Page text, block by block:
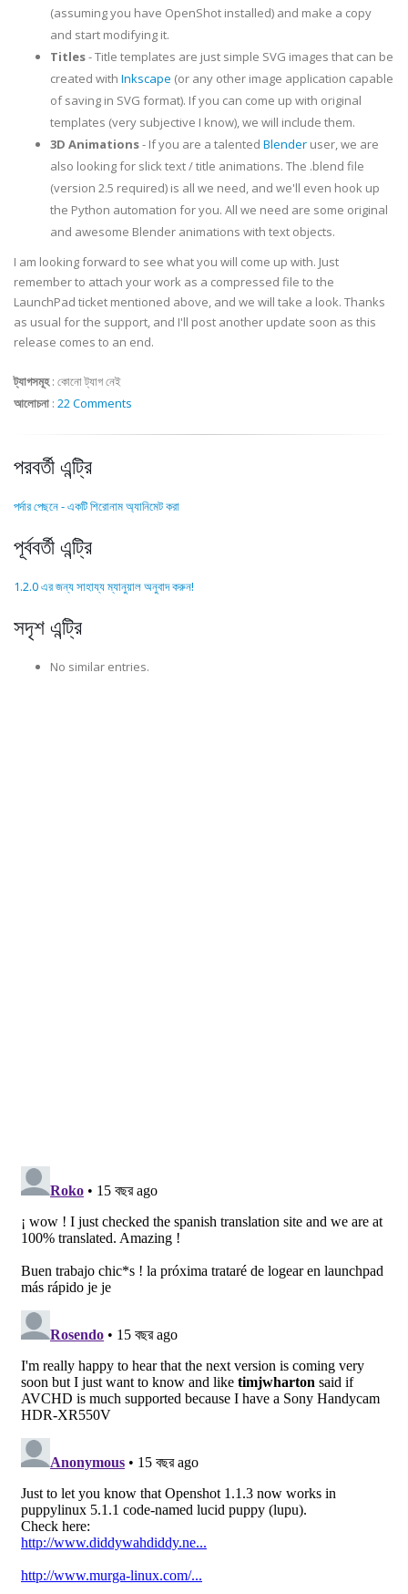
(assuming you have OpenShot installed) and make a copy
and start modifying it.
Titles- Title templates are just simple SVG images that can be
created with Inkscape (or any other image application capable
of saving in SVG format). If you can come up with original
templates (very subjective I know), we will include them.
3D Animations- If you are a talented Blender user, we are
also looking for slick text / title animations. The .blend file
(version 2.5 required) is all we need, and we'll even hook up
the Python automation for you. All we need are some original
and awesome Blender animations with text objects.
I am looking forward to see what you will come up with. Just
remember to attach your work as a compressed file to the
LaunchPad ticket mentioned above, and we will take a look. Thanks
as usual for the support, and I'll post another update soon as this
release comes to an end.
ট্যাগসমূহ: কোনো ট্যাগ নেই
আলোচনা : 22 Comments
পরবর্তী এন্ট্রি
পর্দার পেছনে - একটি শিরোনাম অ্যানিমেট করা
পূর্ববর্তী এন্ট্রি
1.2.0 এর জন্য সাহায্য ম্যানুয়াল অনুবাদ করুন!
সদৃশ এন্ট্রি
No similar entries.